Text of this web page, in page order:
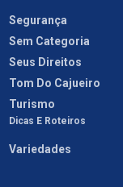
Segurança
Sem Categoria
Seus Direitos
Tom Do Cajueiro
Turismo
Dicas E Roteiros
Variedades